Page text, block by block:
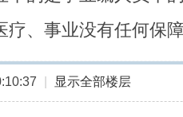
、事业没有任何保障
显示全部楼层